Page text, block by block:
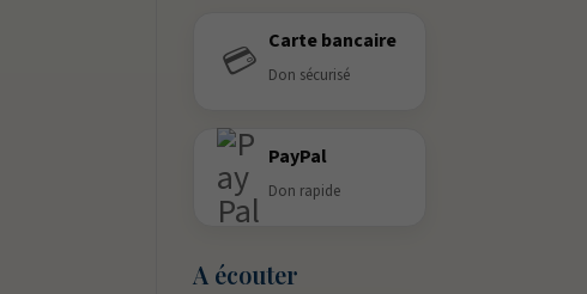
💳 Carte bancaire
Don sécurisé
PayPal
Don rapide
A écouter